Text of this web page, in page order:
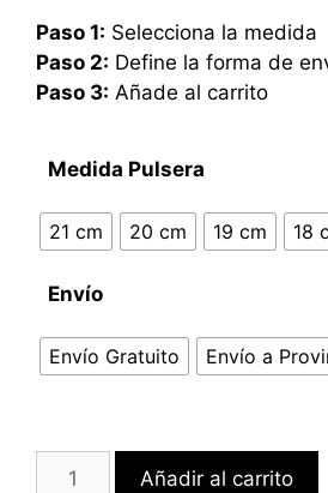
Paso 1: Selecciona la medida
Paso 2: Define la forma de
Paso 3: Añade al carrito
Medida Pulsera
21 cm 20 cm 19 cm 18
Envío
Envío Gratuito Envío a
Añadir al carrito